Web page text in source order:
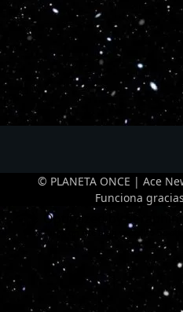
© PLANETA ONCE | Ace
Funciona
Optimized by
Turns on site high speed to be